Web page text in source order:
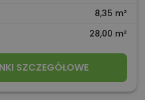
8,35 m²
28,00 m²
SZCZEGÓŁOWE